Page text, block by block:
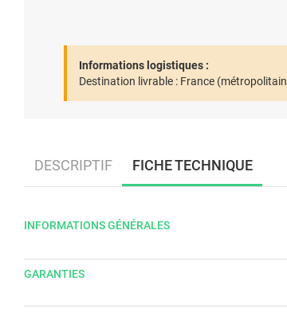
Informations logistiques :
Destination livrable : France
DESCRIPTIF FICHE TECHNIQUE
INFORMATIONS GÉNÉRALES
GARANTIES